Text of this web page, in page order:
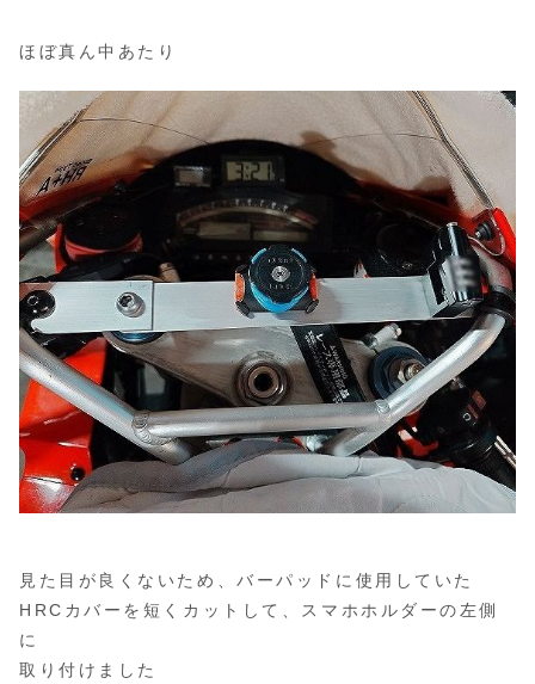
ほぼ真ん中あたり
見た目が良くないため、バーパッドに使用していた
HRCカバーを短くカットして、スマホホルダーの左側
に
取り付けました